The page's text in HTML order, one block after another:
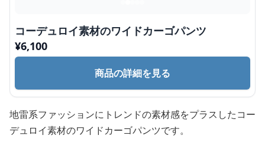
コーデュロイ素材のワイドカーゴパンツ
¥6,100
商品の詳細を見る
地雷系ファッションにトレンドの素材感をプラスしたコー
デュロイ素材のワイドカーゴパンツです。